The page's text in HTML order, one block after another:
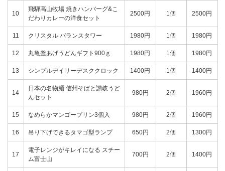
10
飛騨高山牧場 焼きハンバーグ&こ
だわりカレーの洋食セット
2500円 1個 2500円
11 クリスタル バランスタワー 1980円 1個 1980円
12 丸亀釜あげうどんギフト900ｇ 1980円 1個 1980円
13 シンプルデイリーデスククロック 1400円 1個 1400円
14
日本の名物麺 信州そばと讃岐うど
んセット
980円 2個 1960円
15 なめらかマンゴープリン3個入 980円 2個 1960円
16 吊り下げできるタマゴ型ランプ 650円 2個 1300円
17
電子レンジがキレイになる スチー
ム富士山
700円 2個 1400円